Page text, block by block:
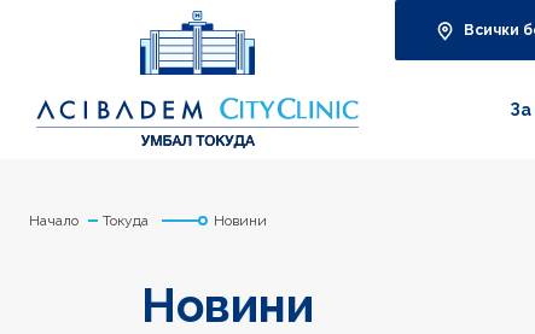
Всички
За
Начало Токуда Новини
Новини